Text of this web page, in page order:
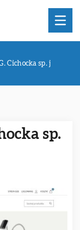
Cichocka sp. j
sp.